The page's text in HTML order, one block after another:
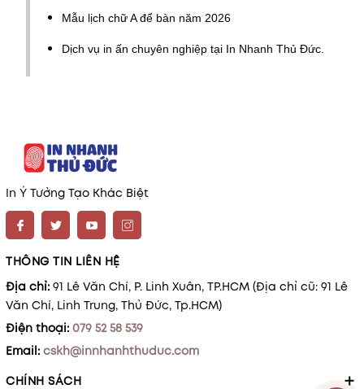
Mẫu lịch chữ A để bàn năm 2026
Dịch vụ in ấn chuyên nghiệp tại In Nhanh Thủ Đức
In Ý Tưởng Tạo Khác Biệt
THÔNG TIN LIÊN HỆ
Địa chỉ: 91 Lê Văn Chí, P. Linh Xuân, TP.HCM (Địa chỉ cũ: 91 Lê
Văn Chí, Linh Trung, Thủ Đức, Tp.HCM)
Điện thoại: 079 52 58 539
Email: cskh@innhanhthuduc.com
CHÍNH SÁCH